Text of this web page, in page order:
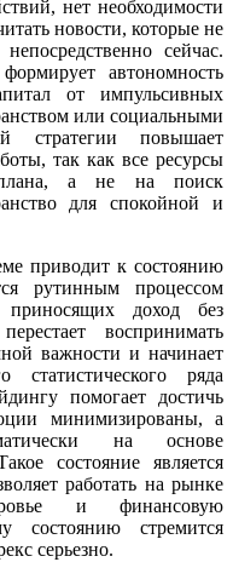
нет необходимости
новости, которые не
сейчас.
автономность
от импульсивных
или социальными
стратегии повышает
так как все ресурсы
плана, а не на поиск
для спокойной и
приводит к состоянию
рутинным процессом
доход без
воспринимать
важности и начинает
ряда
помогает достичь
минимизированы, а
на основе
состояние является
работать на рынке
и финансовую
состоянию стремится
серьезно.